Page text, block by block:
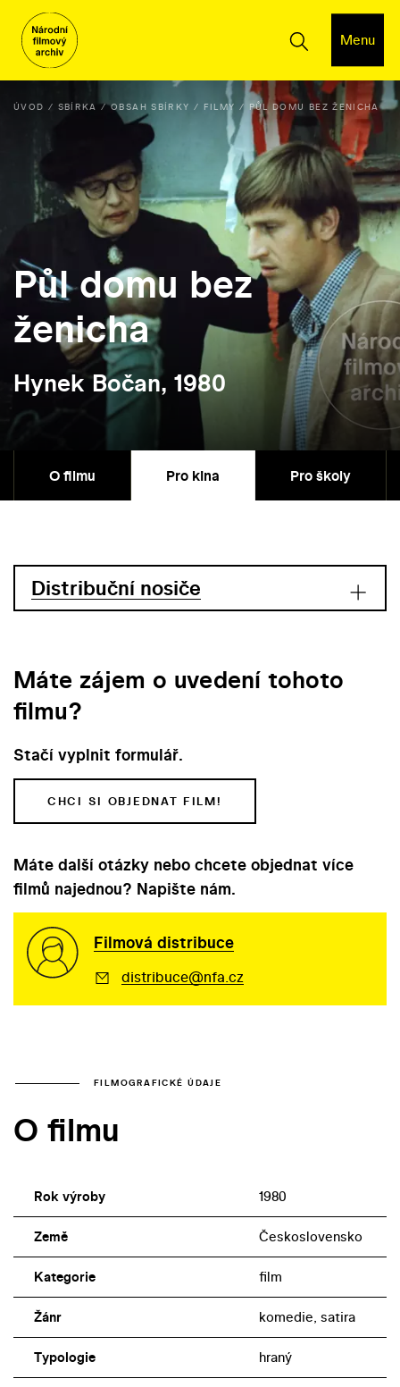
Menu
ÚVOD SBÍRKA OBSAH SBÍRKY FILMY PŮL DOMU BEZ ŽENICHA
Půl domu bez
ženicha
Hynek Bočan, 1980
O filmu Pro kina Pro školy
Distribuční nosiče
Máte zájem o uvedení tohoto
filmu?
Stačí vyplnit formulář.
CHCI SI OBJEDNAT FILM!
Máte další otázky nebo chcete objednat více
filmů najednou? Napište nám.
Filmová distribuce
distribuce@nfa.cz
FILMOGRAFICKÉ ÚDAJE
O filmu
Rok výroby 1980
Země Československo
Kategorie film
Žánr komedie, satira
Typologie hraný